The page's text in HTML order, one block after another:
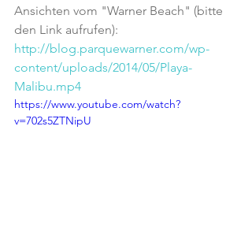
Ansichten vom "Warner Beach" (bitte
den Link aufrufen):
http://blog.parquewarner.com/wp-
content/uploads/2014/05/Playa-
Malibu.mp4
https://www.youtube.com/watch?
v=702s5ZTNipU